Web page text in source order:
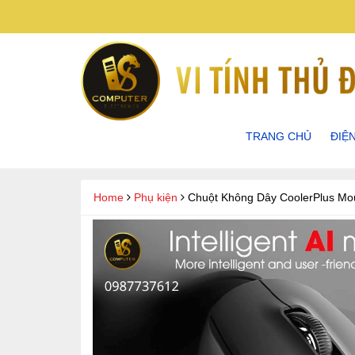
TRANG CHỦ
ĐIỆN
Home Phụ kiện Chuột Không Dây CoolerPlus